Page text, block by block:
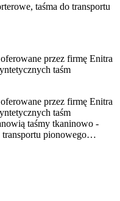
przez firmę Enitra
taśm
przez firmę Enitra
taśm
taśmy tkaninowo -
transportu pionowego…